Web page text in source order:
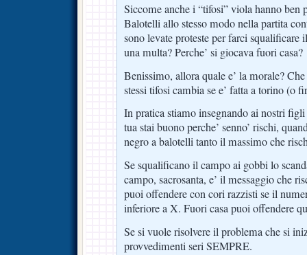
Siccome anche i “tifosi” viola hanno ben
Balotelli allo stesso modo nella partita
sono levate proteste per farci squalificare
una multa? Perche’ si giocava fuori casa?
Benissimo, allora quale e’ la morale?
stessi tifosi cambia se e’ fatta a torino (o
In pratica stiamo insegnando ai nostri figli
tua stai buono perche’ senno’ rischi,
negro a balotelli tanto il massimo che
Se squalificano il campo ai gobbi lo
campo, sacrosanta, e’ il messaggio che
puoi offendere con cori razzisti se il
inferiore a X. Fuori casa puoi offendere
Se si vuole risolvere il problema che si
provvedimenti seri SEMPRE.